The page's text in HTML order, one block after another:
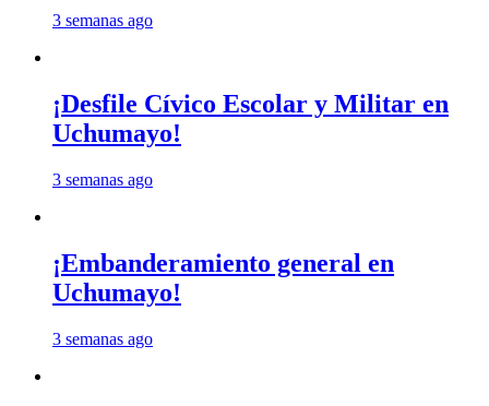
3 semanas ago
¡Desfile Cívico Escolar y Militar en
Uchumayo!
3 semanas ago
¡Embanderamiento general en
Uchumayo!
3 semanas ago